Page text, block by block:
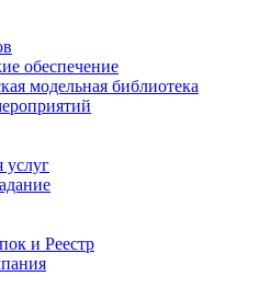
обеспечение
модельная библиотека
услуг
и Реестр